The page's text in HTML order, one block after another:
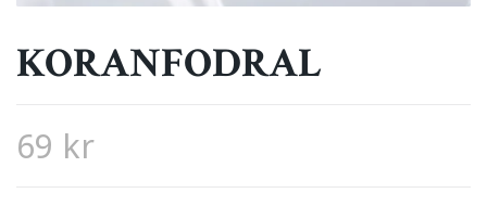
KORANFODRAL
69 kr